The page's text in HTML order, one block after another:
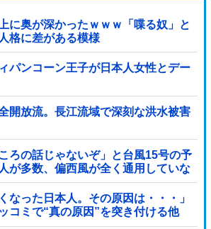
に奥が深かったｗｗｗ「喋る奴」と
格に差がある模様
パンコーン王子が日本人女性とデー
開放流。長江流域で深刻な洪水被害
ろの話じゃないぞ」と台風15号の予
が多数、偏西風が全く通用していな
なった日本人。その原因は・・・」
コミで“真の原因”を突き付ける他